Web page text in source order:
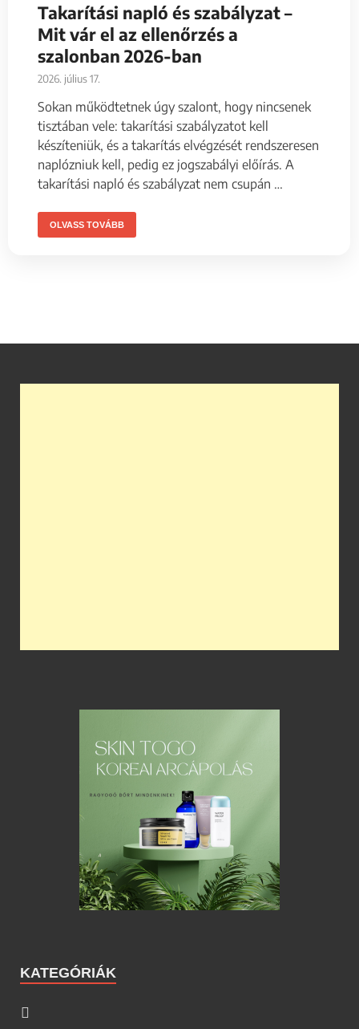
Takarítási napló és szabályzat –
Mit vár el az ellenőrzés a
szalonban 2026-ban
2026. július 17.
Sokan működtetnek úgy szalont, hogy nincsenek
tisztában vele: takarítási szabályzatot kell
készíteniük, és a takarítás elvégzését rendszeresen
naplózniuk kell, pedig ez jogszabályi előírás. A
takarítási napló és szabályzat nem csupán …
OLVASS TOVÁBB
KATEGÓRIÁK